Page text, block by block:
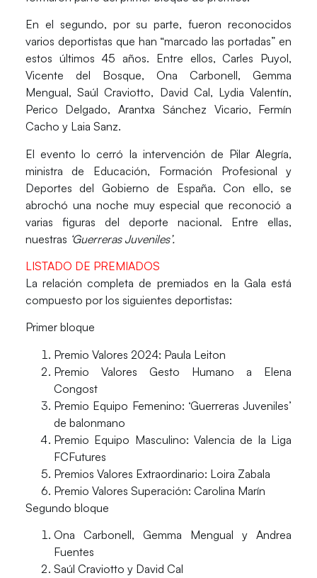
En el segundo, por su parte, fueron reconocidos
varios deportistas que han “marcado las portadas” en
estos últimos 45 años. Entre ellos,Carles Puyol,
Vicente del Bosque, Ona Carbonell, Gemma
Mengual, Saúl Craviotto, David Cal, Lydia Valentín,
Perico Delgado, Arantxa Sánchez Vicario, Fermín
Cacho y Laia Sanz.
El evento lo cerró la intervención de Pilar Alegría,
ministra de Educación, Formación Profesional y
Deportesdel Gobierno de España. Con ello, se
abrochó una noche muy especial que reconoció a
varias figuras del deporte nacional. Entre ellas,
nuestras ‘Guerreras Juveniles’.
LISTADO DE PREMIADOS
La relación completa de premiados en laGalaestá
compuesto por los siguientes deportistas:
Primer bloque
Premio Valores 2024: Paula Leiton
Premio Valores Gesto Humano a Elena
Congost
Premio Equipo Femenino: ‘Guerreras Juveniles’
de balonmano
Premio Equipo Masculino: Valencia de la Liga
FCFutures
Premios Valores Extraordinario: Loira Zabala
Premio Valores Superación: Carolina Marín
Segundo bloque
Ona Carbonell, Gemma Mengual y Andrea
Fuentes
Saúl Craviotto y David Cal